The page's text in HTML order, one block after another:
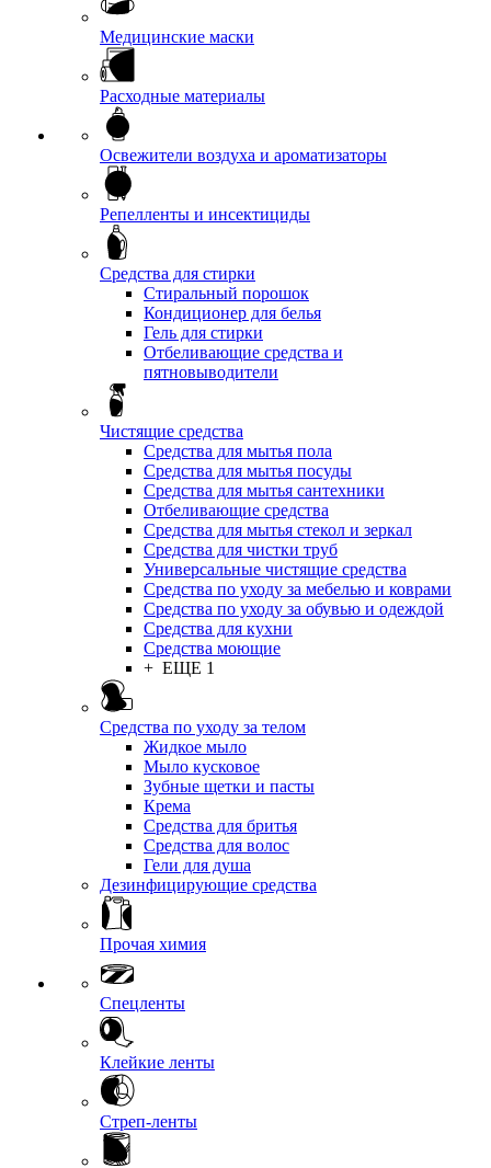
Медицинские маски
Расходные материалы
Освежители воздуха и ароматизаторы
Репелленты и инсектициды
Средства для стирки
Стиральный порошок
Кондиционер для белья
Гель для стирки
Отбеливающие средства и
пятновыводители
Чистящие средства
Средства для мытья пола
Средства для мытья посуды
Средства для мытья сантехники
Отбеливающие средства
Средства для мытья стекол и зеркал
Средства для чистки труб
Универсальные чистящие средства
Средства по уходу за мебелью и коврами
Средства по уходу за обувью и одеждой
Средства для кухни
Средства моющие
+ ЕЩЕ 1
Средства по уходу за телом
Жидкое мыло
Мыло кусковое
Зубные щетки и пасты
Крема
Средства для бритья
Средства для волос
Гели для душа
Дезинфицирующие средства
Прочая химия
Спецленты
Клейкие ленты
Стреп-ленты